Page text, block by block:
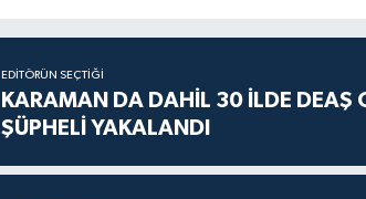
EDITÖRÜN SEÇTIĞI
KARAMAN DA DAHİL 30 İLDE DEAŞ
ŞÜPHELİ YAKALANDI